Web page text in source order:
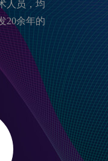
人员，均
20余年的